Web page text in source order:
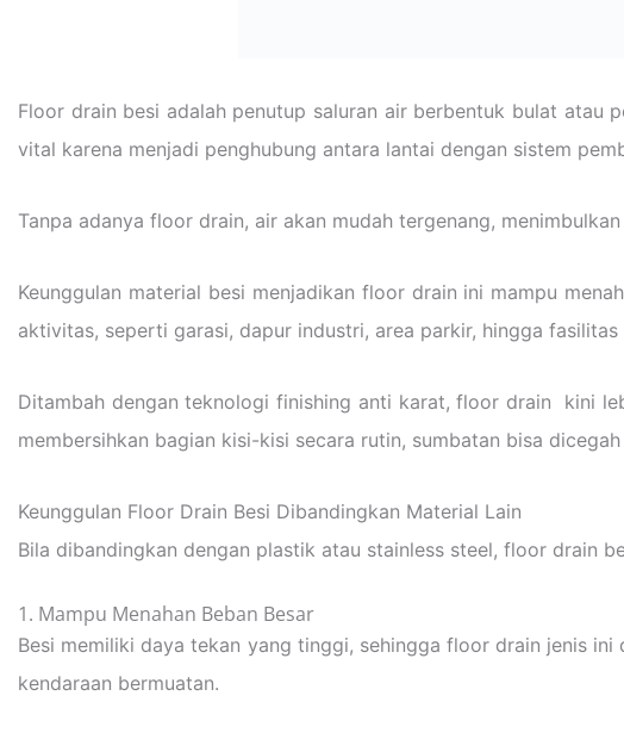
Floor drain besi adalah penutup saluran air berbentuk bulat atau
vital karena menjadi penghubung antara lantai dengan sistem
Tanpa adanya floor drain, air akan mudah tergenang,
Keunggulan material besi menjadikan floor drain ini mampu
aktivitas, seperti garasi, dapur industri, area parkir, hingga fasilitas
Ditambah dengan teknologi finishing anti karat, floor drain kini
membersihkan bagian kisi-kisi secara rutin, sumbatan bisa
Keunggulan Floor Drain Besi Dibandingkan Material Lain
Bila dibandingkan dengan plastik atau stainless steel, floor drain
1. Mampu Menahan Beban Besar
Besi memiliki daya tekan yang tinggi, sehingga floor drain jenis
kendaraan bermuatan.